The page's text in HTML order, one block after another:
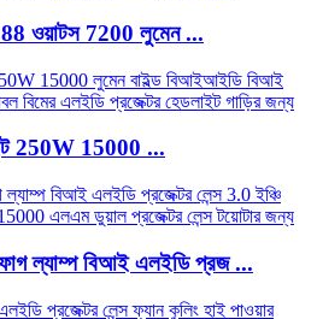
ওয়াটস 7200 লুমেন ...
250W 15000 ...
ল্যাম্প বিআই এলইডি প্রজ ...